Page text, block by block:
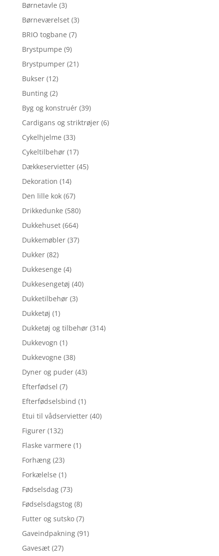
Børnetavle (3)
Børneværelset (3)
BRIO togbane (7)
Brystpumpe (9)
Brystpumper (21)
Bukser (12)
Bunting (2)
Byg og konstruér (39)
Cardigans og striktrøjer (6)
Cykelhjelme (33)
Cykeltilbehør (17)
Dækkeservietter (45)
Dekoration (14)
Den lille kok (67)
Drikkedunke (580)
Dukkehuset (664)
Dukkemøbler (37)
Dukker (82)
Dukkesenge (4)
Dukkesengetøj (40)
Dukketilbehør (3)
Dukketøj (1)
Dukketøj og tilbehør (314)
Dukkevogn (1)
Dukkevogne (38)
Dyner og puder (43)
Efterfødsel (7)
Efterfødselsbind (1)
Etui til vådservietter (40)
Figurer (132)
Flaske varmere (1)
Forhæng (23)
Forkælelse (1)
Fødselsdag (73)
Fødselsdagstog (8)
Futter og sutsko (7)
Gaveindpakning (91)
Gavesæt (27)